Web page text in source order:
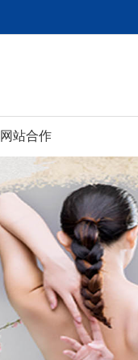
网站合作